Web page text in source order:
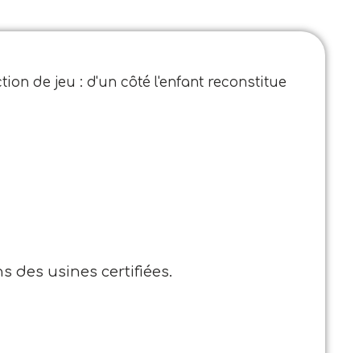
de jeu : d'un côté l'enfant reconstitue
des usines certifiées.